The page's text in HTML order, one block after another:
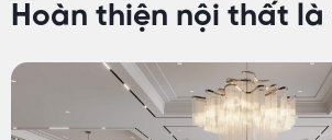
Hoàn thiện nội thất là